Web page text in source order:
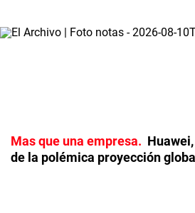
Mas que una empresa
de la polémica proyección